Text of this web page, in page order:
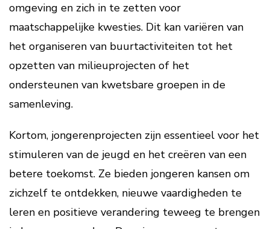
omgeving en zich in te zetten voor
maatschappelijke kwesties. Dit kan variëren van
het organiseren van buurtactiviteiten tot het
opzetten van milieuprojecten of het
ondersteunen van kwetsbare groepen in de
samenleving.
Kortom, jongerenprojecten zijn essentieel voor het
stimuleren van de jeugd en het creëren van een
betere toekomst. Ze bieden jongeren kansen om
zichzelf te ontdekken, nieuwe vaardigheden te
leren en positieve verandering teweeg te brengen